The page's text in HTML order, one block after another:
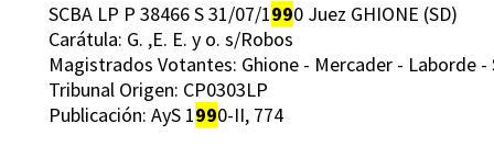
SCBA LP P 38466 S 31/07/1990 Juez GHIONE (SD)
Carátula: G. ,E. E. y o. s/Robos
Magistrados Votantes: Ghione - Mercader - Laborde
Tribunal Origen: CP0303LP
Publicación: AyS 1990-II, 774